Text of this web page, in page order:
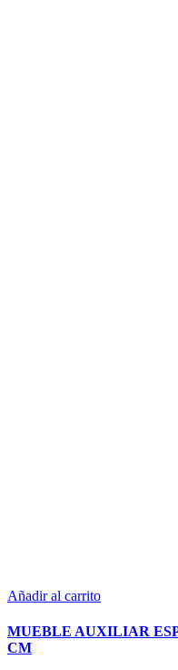
Añadir al carrito
MUEBLE AUXILIAR
CM